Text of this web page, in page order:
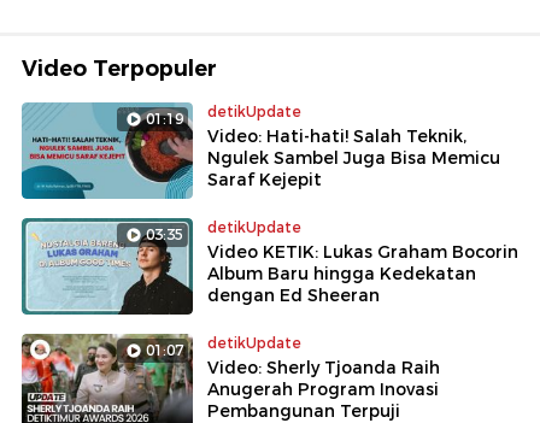
Video Terpopuler
01:19 detikUpdate
Video: Hati-hati! Salah Teknik,
Ngulek Sambel Juga Bisa Memicu
Saraf Kejepit
03:35 detikUpdate
Video KETIK: Lukas Graham Bocorin
Album Baru hingga Kedekatan
dengan Ed Sheeran
01:07 detikUpdate
Video: Sherly Tjoanda Raih
Anugerah Program Inovasi
Pembangunan Terpuji